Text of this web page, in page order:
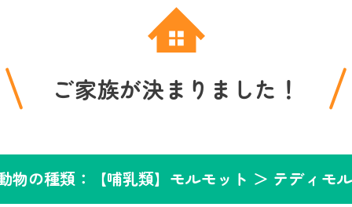
ご家族が決まりました！
物の種類：【哺乳類】モルモット ＞ テディモ